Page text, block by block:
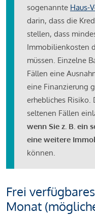
sogenannte Haus-
darin, dass die
stellen, dass
Immobilienkosten
müssen. Einzelne
Fällen eine
eine Finanzierung
erhebliches Risiko.
seltenen Fällen
wenn Sie z. B. ein
eine weitere
können.
Frei
Monat